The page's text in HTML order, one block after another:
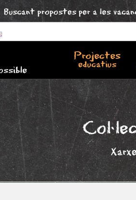
Buscant propostes per a les
Projectes
educatius